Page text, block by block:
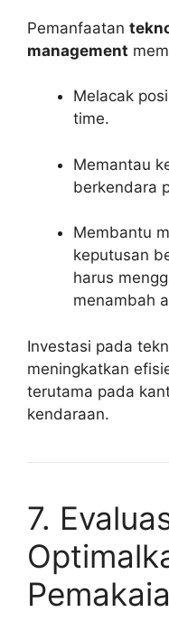
Pemanfaatan
management
Melacak
time.
Memantau
berkendara
Membantu
keputusan
harus
menambah
Investasi pada
meningkatkan
terutama pada
kendaraan.
7.